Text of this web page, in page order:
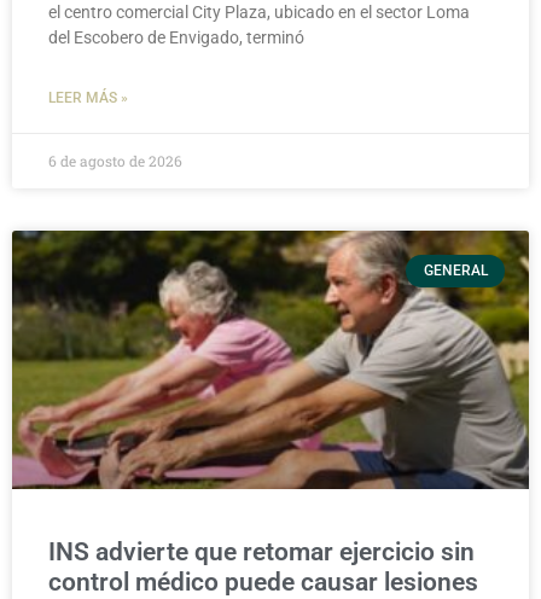
el centro comercial City Plaza, ubicado en el sector Loma
del Escobero de Envigado, terminó
LEER MÁS »
6 de agosto de 2026
GENERAL
INS advierte que retomar ejercicio sin
control médico puede causar lesiones